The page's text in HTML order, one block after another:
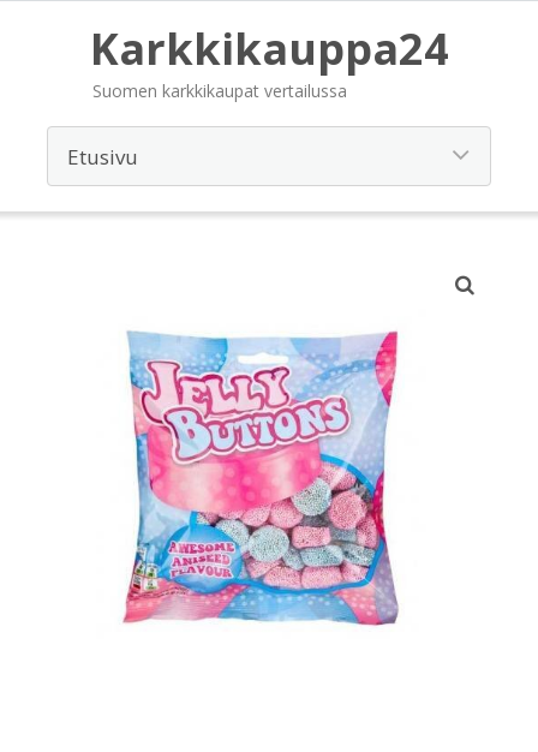
Karkkikauppa24
Suomen karkkikaupat vertailussa